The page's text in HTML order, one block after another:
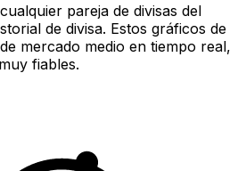
pareja de divisas del
de divisa. Estos gráficos de
mercado medio en tiempo real,
fiables.